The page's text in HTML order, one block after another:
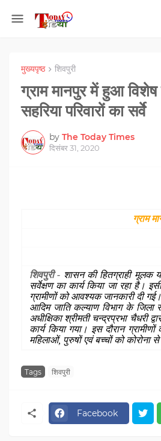
मुख्यपृष्ठ शिवपुरी
ग्राम मानपुर में हुआ
सहरिया परिवारों का सर्वे
by The Today Times
दिसंबर 31, 2020
ग्राम
शिवपुरी - शासन की हितग्राही मूलक
सर्वेक्षण का कार्य किया जा रहा है।
ग्रामीणों को आवश्यक जानकारी दी गई।
आदिम जाति कल्याण विभाग के जिला
अधीक्षिका श्रीमती चन्द्रप्रभा चैधरी
कार्य किया गया। इस दौरान
महिलाओं, पुरुषों एवं बच्चों को कोरोना
Tags शिवपुरी
Facebook